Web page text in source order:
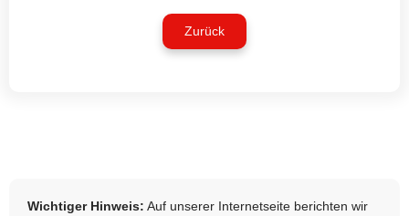
Zurück
Wichtiger Hinweis: Auf unserer Internetseite berichten wir